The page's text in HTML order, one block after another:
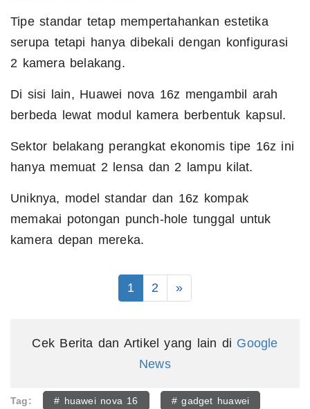
Tipe standar tetap mempertahankan estetika
serupa tetapi hanya dibekali dengan konfigurasi
2 kamera belakang.
Di sisi lain, Huawei nova 16z mengambil arah
berbeda lewat modul kamera berbentuk kapsul.
Sektor belakang perangkat ekonomis tipe 16z ini
hanya memuat 2 lensa dan 2 lampu kilat.
Uniknya, model standar dan 16z kompak
memakai potongan punch-hole tunggal untuk
kamera depan mereka.
1 2 »
Cek Berita dan Artikel yang lain di Google
News
Tag: # huawei nova 16 # gadget huawei